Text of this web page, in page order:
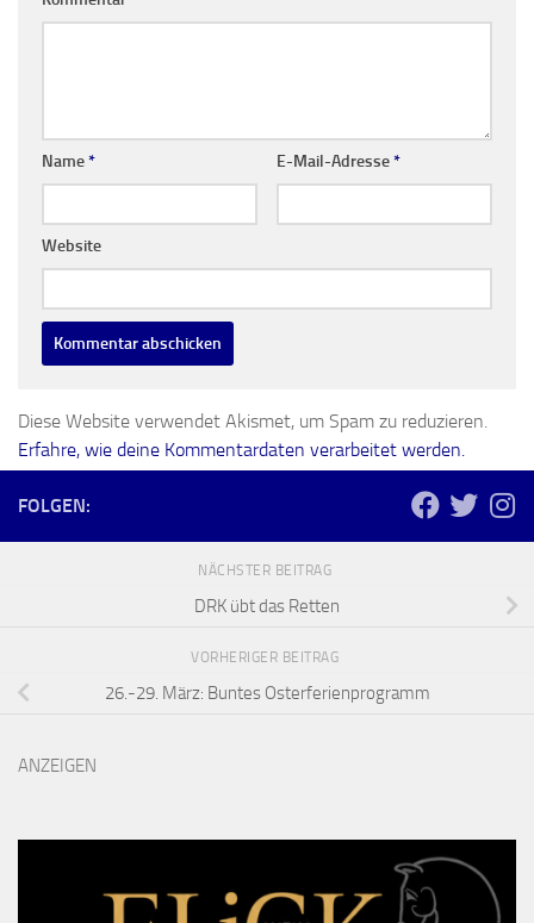
Name* E-Mail-Adresse*
Website
Diese Website verwendet Akismet, um Spam zu reduzieren.
Erfahre, wie deine Kommentardaten verarbeitet werden.
FOLGEN:
NÄCHSTER BEITRAG
DRK übt das Retten
VORHERIGER BEITRAG
26.-29. März: Buntes Osterferienprogramm
ANZEIGEN